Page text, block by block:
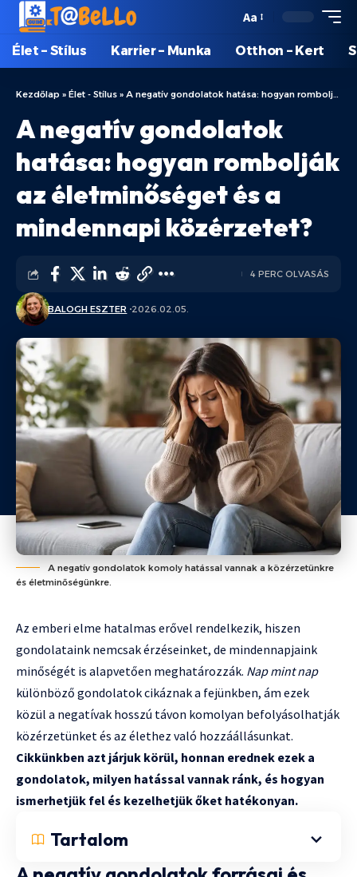
Aa
Élet – Stílus Karrier – Munka Otthon – Kert
Kezdőlap » Élet - Stílus » A negatív gondolatok hatása: hogyan rombolják az életminőséget és a mindennapi közérzetet?
A negatív gondolatok
hatása: hogyan rombolják
az életminőséget és a
mindennapi közérzetet?
BALOGH ESZTER 2026.02.05.
4 PERC OLVASÁS
A negatív gondolatok komoly hatással vannak a közérzetünkre
és életminőségünkre.
Az emberi elme hatalmas erővel rendelkezik, hiszen
gondolataink nemcsak érzéseinket, de mindennapjaink
minőségét is alapvetően meghatározzák. Nap mint nap
különböző gondolatok cikáznak a fejünkben, ám ezek
közül a negatívak hosszú távon komolyan befolyásolhatják
közérzetünket és az élethez való hozzáállásunkat.
Cikkünkben azt járjuk körül, honnan erednek ezek a
gondolatok, milyen hatással vannak ránk, és hogyan
ismerhetjük fel és kezelhetjük őket hatékonyan.
Tartalom